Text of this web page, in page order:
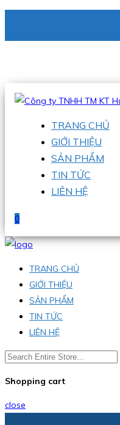
Hotline:0938 336 079
TRANG CHỦ
GIỚI THIỆU
SẢN PHẨM
TIN TỨC
LIÊN HỆ
0
TRANG CHỦ
GIỚI THIỆU
SẢN PHẨM
TIN TỨC
LIÊN HỆ
Shopping cart
close